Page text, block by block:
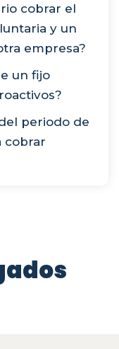
cobrar el
y un
empresa?
un fijo
periodo de
cobrar